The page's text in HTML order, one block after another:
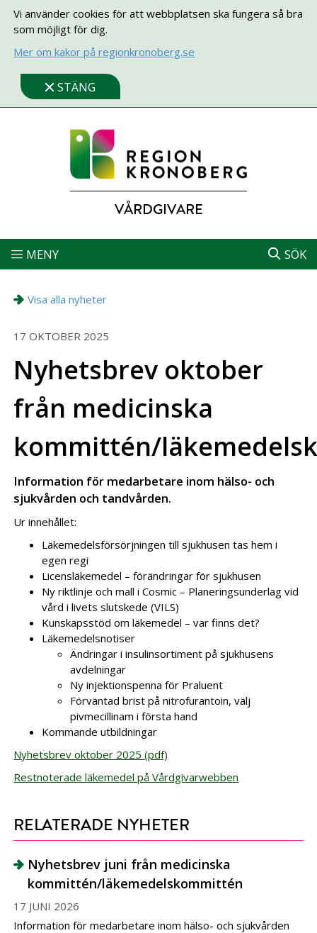
Vi använder cookies för att webbplatsen ska fungera så bra
som möjligt för dig.
Mer om kakor på regionkronoberg.se
STÄNG
VÅRDGIVARE
MENY SÖK
Visa alla nyheter
17 OKTOBER 2025
Nyhetsbrev oktober
från medicinska
kommittén/
Information för medarbetare inom hälso- och
sjukvården och tandvården.
Ur innehållet:
Läkemedelsförsörjningen till sjukhusen tas hem i
egen regi
Licensläkemedel – förändringar för sjukhusen
Ny riktlinje och mall i Cosmic – Planeringsunderlag vid
vård i livets slutskede (VILS)
Kunskapsstöd om läkemedel – var finns det?
Läkemedelsnotiser
Ändringar i insulinsortiment på sjukhusens
avdelningar
Ny injektionspenna för Praluent
Förväntad brist på nitrofurantoin, välj
pivmecillinam i första hand
Kommande utbildningar
Nyhetsbrev oktober 2025 (pdf)
Restnoterade läkemedel på Vårdgivarwebben
RELATERADE NYHETER
Nyhetsbrev juni från medicinska
kommittén/läkemedelskommittén
17 JUNI 2026
Information för medarbetare inom hälso- och sjukvården